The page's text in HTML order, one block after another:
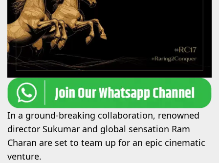
In a ground-breaking collaboration, renowned
director Sukumar and global sensation Ram
Charan are set to team up for an epic cinematic
venture.